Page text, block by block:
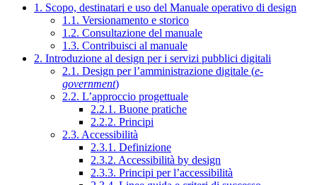
1. Scopo, destinatari e uso del Manuale operativo di design
1.1. Versionamento e storico
1.2. Consultazione del manuale
1.3. Contribuisci al manuale
2. Introduzione al design per i servizi pubblici digitali
2.1. Design per l’amministrazione digitale (e-
government)
2.2. L’approccio progettuale
2.2.1. Buone pratiche
2.2.2. Principi
2.3. Accessibilità
2.3.1. Definizione
2.3.2. Accessibilità by design
2.3.3. Principi per l’accessibilità